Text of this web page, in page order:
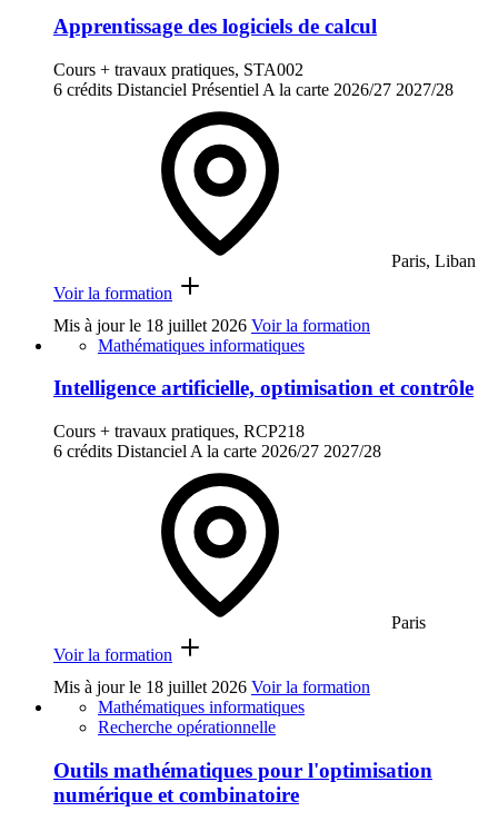
Apprentissage des logiciels de calcul
Cours + travaux pratiques, STA002
6 crédits Distanciel Présentiel A la carte 2026/27 2027/28
Paris, Liban
Voir la formation
Mis à jour le 18 juillet 2026 Voir la formation
Mathématiques informatiques
Intelligence artificielle, optimisation et contrôle
Cours + travaux pratiques, RCP218
6 crédits Distanciel A la carte 2026/27 2027/28
Paris
Voir la formation
Mis à jour le 18 juillet 2026 Voir la formation
Mathématiques informatiques
Recherche opérationnelle
Outils mathématiques pour l'optimisation
numérique et combinatoire